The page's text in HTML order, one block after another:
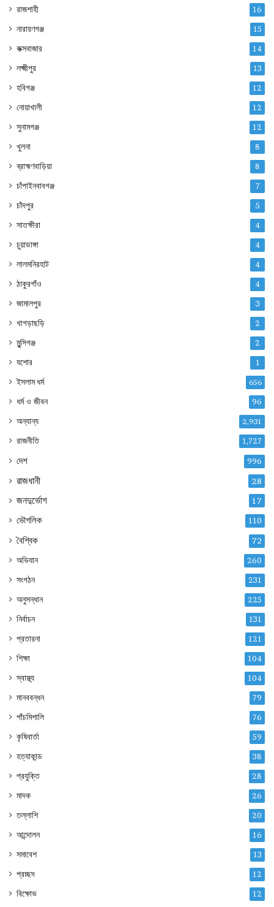
রাজশাহী 16
নারায়ণগঞ্জ 15
কক্সবাজার 14
লক্ষ্মীপুর 13
হবিগঞ্জ 12
নোয়াখালী 12
সুনামগঞ্জ 12
খুলনা 8
ব্রাহ্মণবাড়িয়া 8
চাঁপাইনবাবগঞ্জ 7
চাঁদপুর 5
সাতক্ষীরা 4
চুয়াডাঙ্গা 4
লালমনিরহাট 4
ঠাকুরগাঁও 4
জামালপুর 3
খাগড়াছড়ি 2
মুন্সিগঞ্জ 2
যশোর 1
ইসলাম ধর্ম 656
ধর্ম ও জীবন 96
অন্যান্য 2,931
রাজনীতি 1,727
দেশ 996
রাজধানী 28
জনদুর্ভোগ 17
ভৌগলিক 110
বৈশ্বিক 72
অভিযান 260
সংগঠন 231
অনুসন্ধান 225
নির্বাচন 131
প্রতারনা 121
শিক্ষা 104
স্বাস্থ্য 104
মানববন্ধন 79
পাঁচমিশালি 76
কৃষিবার্তা 59
হত্যাকান্ড 38
প্রযুক্তি 28
মাদক 26
তল্লাশি 20
আন্দোলন 16
সমাবেশ 13
প্রচ্ছদ 12
বিক্ষোভ 12